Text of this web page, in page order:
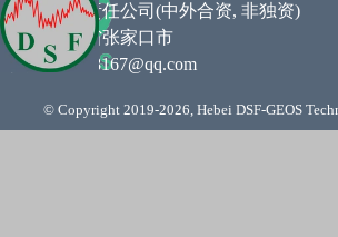
类型 : 有限责任公司(中外合资, 非独资)
住所 :
河北省张家口市
邮箱:761948167@qq.com
© Copyright 2019-2026, Hebei DSF-GEOS